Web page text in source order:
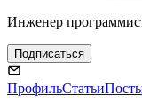
Инженер
Подписаться
ПрофильСтатьи